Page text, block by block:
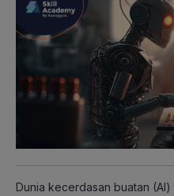
Dunia kecerdasan buatan